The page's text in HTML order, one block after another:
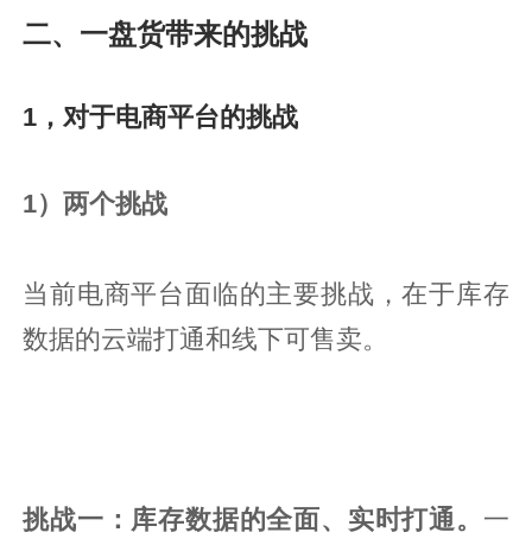
二、一盘货带来的挑战
1，对于电商平台的挑战
1）两个挑战
当前电商平台面临的主要挑战，在于库存
数据的云端打通和线下可售卖。
挑战一：库存数据的全面、实时打通。 一